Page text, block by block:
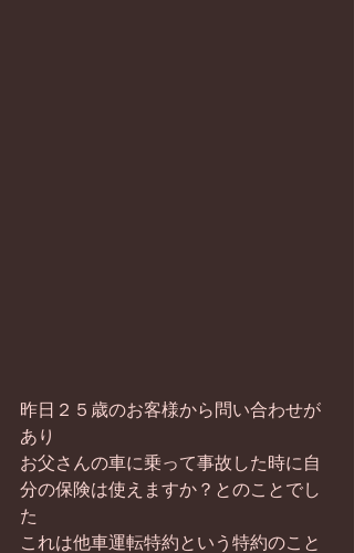
昨日２５歳のお客様から問い合わせが
あり
お父さんの車に乗って事故した時に自
分の保険は使えますか？とのことでし
た
これは他車運転特約という特約のこと